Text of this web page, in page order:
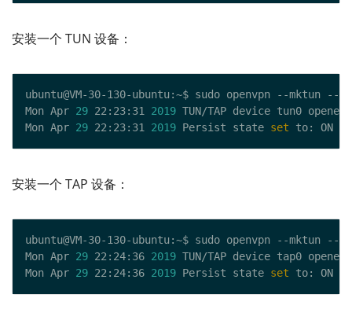
安装一个 TUN 设备：
Mon Apr 29 22:23:31 2019
Mon Apr 29 22:23:31 2019 Persist state set
安装一个 TAP 设备：
Mon Apr 29 22:24:36 2019
Mon Apr 29 22:24:36 2019 Persist state set